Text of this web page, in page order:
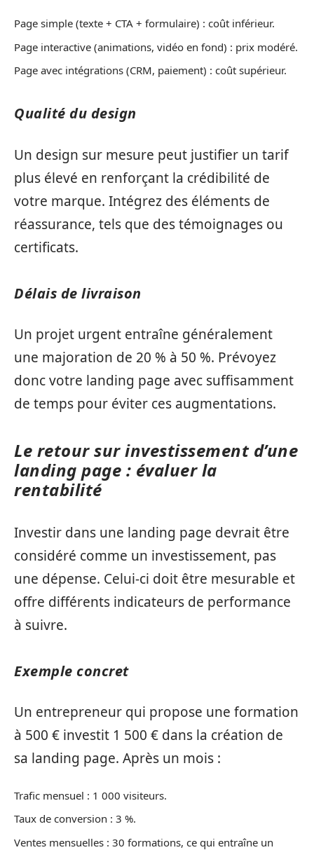
Page simple (texte + CTA + formulaire) : coût inférieur.
Page interactive (animations, vidéo en fond) : prix modéré.
Page avec intégrations (CRM, paiement) : coût supérieur.
Qualité du design
Un design sur mesure peut justifier un tarif
plus élevé en renforçant la crédibilité de
votre marque. Intégrez des éléments de
réassurance, tels que des témoignages ou
certificats.
Délais de livraison
Un projet urgent entraîne généralement
une majoration de 20 % à 50 %. Prévoyez
donc votre landing page avec suffisamment
de temps pour éviter ces augmentations.
Le retour sur investissement d’une
landing page : évaluer la
rentabilité
Investir dans une landing page devrait être
considéré comme un investissement, pas
une dépense. Celui-ci doit être mesurable et
offre différents indicateurs de performance
à suivre.
Exemple concret
Un entrepreneur qui propose une formation
à 500 € investit 1 500 € dans la création de
sa landing page. Après un mois :
Trafic mensuel : 1 000 visiteurs.
Taux de conversion : 3 %.
Ventes mensuelles : 30 formations, ce qui entraîne un